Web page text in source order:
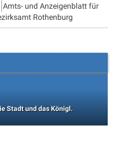
Amts- und Anzeigenblatt für
Rothenburg
Stadt und das Königl.